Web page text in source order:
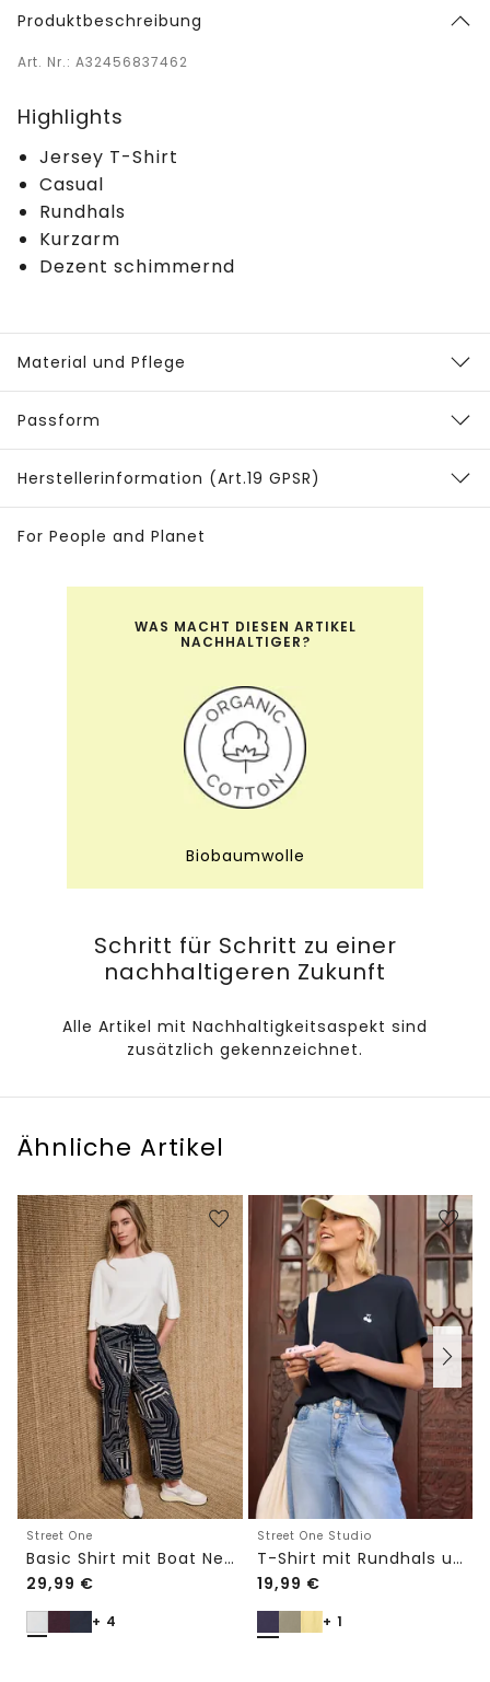
Produktbeschreibung
Art. Nr.: A32456837462
Highlights
Jersey T-Shirt
Casual
Rundhals
Kurzarm
Dezent schimmernd
Material und Pflege
Passform
Herstellerinformation (Art.19 GPSR)
For People and Planet
WAS MACHT DIESEN ARTIKEL
NACHHALTIGER?
Biobaumwolle
Schritt für Schritt zu einer
nachhaltigeren Zukunft
Alle Artikel mit Nachhaltigkeitsaspekt sind
zusätzlich gekennzeichnet.
Ähnliche Artikel
Street One
Basic Shirt mit Boat Neck und Elastikbund
29,99 €
+ 4
Street One Studio
T-Shirt mit Rundhals und Embroidery-Detail
19,99 €
+ 1